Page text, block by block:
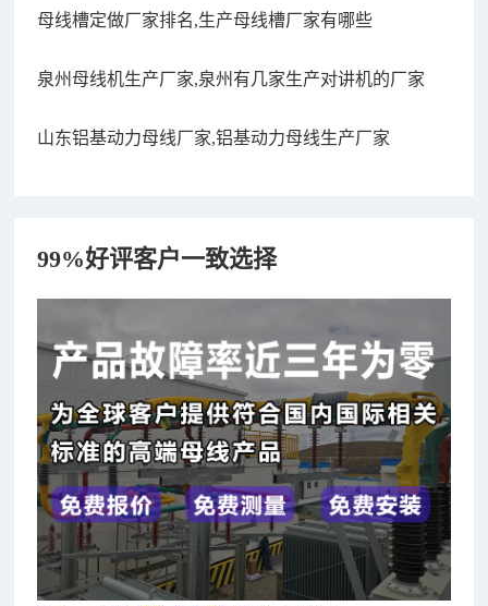
母线槽定做厂家排名,生产母线槽厂家有哪些
泉州母线机生产厂家,泉州有几家生产对讲机的厂家
山东铝基动力母线厂家,铝基动力母线生产厂家
99%好评客户一致选择
182xxxx4350 秦女士 咨询了报价 7分钟前
156xxxx3534 郭先生 咨询了报价 7分钟前
192xxxx2920 周先生 咨询了报价10分钟前
189xxxx6562 王先生 咨询了报价1秒前
190xxxx3508 徐女士 咨询了报价5秒前
135xxxx6654 张先生 咨询了报价1分钟前
181xxxx7531 苟先生 咨询了报价
182xxxx4350 秦女士 咨询了报价7分钟前